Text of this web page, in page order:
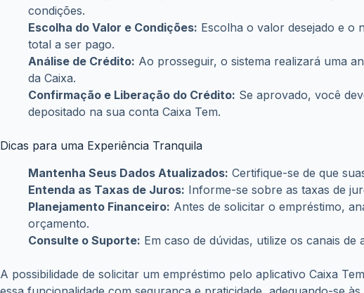
condições.
Escolha do Valor e Condições: Escolha o valor desejado e o
total a ser pago.
Análise de Crédito: Ao prosseguir, o sistema realizará uma
da Caixa.
Confirmação e Liberação do Crédito: Se aprovado, você
depositado na sua conta Caixa Tem.
Dicas para uma Experiência Tranquila
Mantenha Seus Dados Atualizados: Certifique-se de que
Entenda as Taxas de Juros: Informe-se sobre as taxas de
Planejamento Financeiro: Antes de solicitar o empréstimo,
orçamento.
Consulte o Suporte: Em caso de dúvidas, utilize os canais
A possibilidade de solicitar um empréstimo pelo aplicativo Caixa